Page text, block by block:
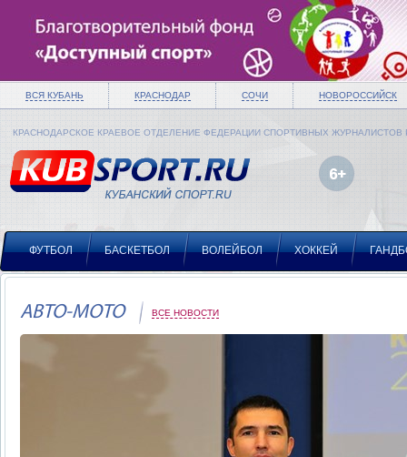
ВСЯ КУБАНЬ КРАСНОДАР СОЧИ НОВОРОССИЙСК
КРАСНОДАРСКОЕ КРАЕВОЕ ОТДЕЛЕНИЕ ФЕДЕРАЦИИ СПОРТИВНЫХ ЖУРНАЛИСТОВ
ФУТБОЛ БАСКЕТБОЛ ВОЛЕЙБОЛ ХОККЕЙ
АВТО-МОТО ВСЕ НОВОСТИ